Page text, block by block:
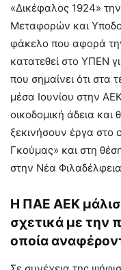
«Δικέφαλος 1924»
Μεταφορών και
φάκελο που αφορά
κατατεθεί στο ΥΠΕΝ
που σημαίνει ότι στα
μέσα Ιουνίου στην
οικοδομική άδεια
ξεκινήσουν έργα στο
Γκούμας» και στη
στην Νέα
Η ΠΑΕ ΑΕΚ
σχετικά με την
οποία